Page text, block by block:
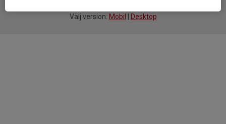
Välj version: Mobil Desktop